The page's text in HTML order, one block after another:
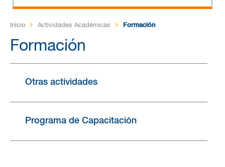
Inicio Actividades Académicas Formación
Formación
Otras actividades
Programa de Capacitación